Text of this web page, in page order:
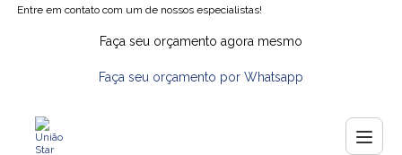
Entre em contato com um de nossos especialistas!
Faça seu orçamento agora mesmo
Faça seu orçamento por Whatsapp